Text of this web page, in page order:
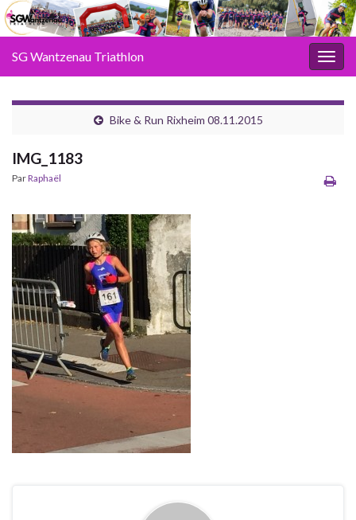
SG Wantzenau Triathlon
Bike & Run Rixheim 08.11.2015
IMG_1183
ParRaphaël